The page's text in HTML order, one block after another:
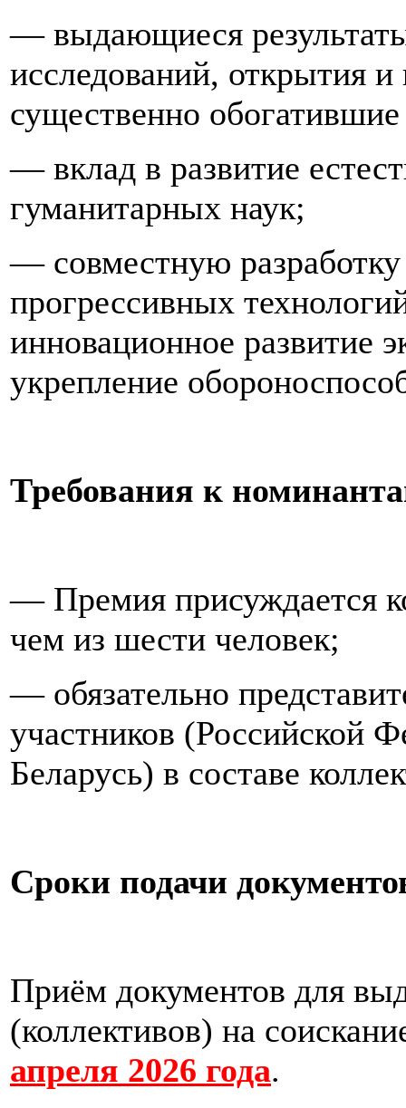
— выдающиеся
исследований, открытия
существенно
— вклад в развитие
гуманитарных наук;
— совместную
прогрессивных
инновационное развитие
укрепление
Требования к
— Премия присуждается
чем из шести человек;
— обязательно
участников (Российской
Беларусь) в составе
Сроки подачи
Приём документов для
(коллективов) на
апреля 2026 года.